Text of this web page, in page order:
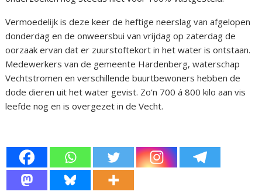
Vermoedelijk is deze keer de heftige neerslag van afgelopen
donderdag en de onweersbui van vrijdag op zaterdag de
oorzaak ervan dat er zuurstoftekort in het water is ontstaan.
Medewerkers van de gemeente Hardenberg, waterschap
Vechtstromen en verschillende buurtbewoners hebben de
dode dieren uit het water gevist. Zo’n 700 á 800 kilo aan vis
leefde nog en is overgezet in de Vecht.